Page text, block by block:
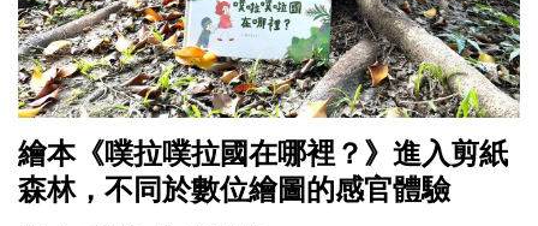
繪本《噗拉噗拉國在哪裡？》進入剪紙
森林，不同於數位繪圖的感官體驗